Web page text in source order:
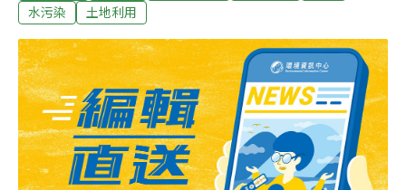
世宏指出，目前友達已經提出「水質優化方案」，將朝全
要求華映必須在19日前提出「水質優化方案」，希望華映
能比照友達提出對環境友善的放流水規劃。而沈世宏在回
答民進黨立委劉建國質詢時表示，目前友達、華映2面板
廠的事業廢水排放已符合水利會灌溉用水標準，此話一出
讓現場不少立委與居民代表譁然。新竹縣居民代表說，新
竹農田水利會每季會針對霄裡溪廢水排放檢測，沒有1次
合格，但反觀環保署參採由友達設置的連續監測系統，卻
水污染
土地利用